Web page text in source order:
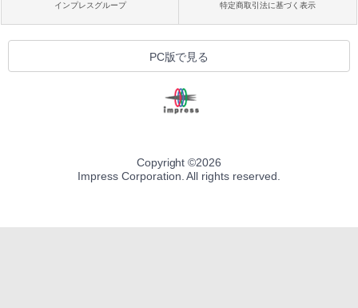
インプレスグループ 特定商取引法に基づく表示
PC版で見る
Copyright ©2026
Impress Corporation. All rights reserved.